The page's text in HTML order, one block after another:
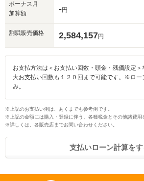
ボーナス月
加算額
-円
割賦販売価格 2,584,157円
お支払方法は＜お支払い回数・頭金・残価設定
大お支払い回数も１２０回まで可能です。※ロー
み。
※上記のお支払い例は、あくまでも参考例です。
※上記の金額には購入・登録に伴う、各種税金とその他諸費用
※詳しくは、各販売店までお問い合わせください。
支払いローン計算をす